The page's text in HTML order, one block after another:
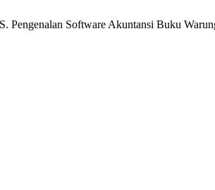
Pengenalan Software Akuntansi Buku